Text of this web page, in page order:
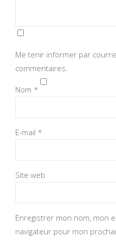
Me tenir informer par
commentaires.
Nom *
E-mail *
Site web
Enregistrer mon nom, mon
navigateur pour mon